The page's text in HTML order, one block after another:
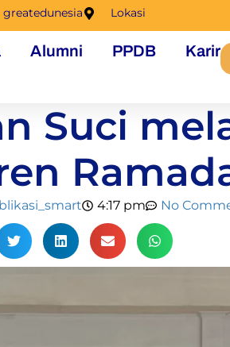
greatedunesia Lokasi
Alumni PPDB Karir
Suci
4:17 pm No